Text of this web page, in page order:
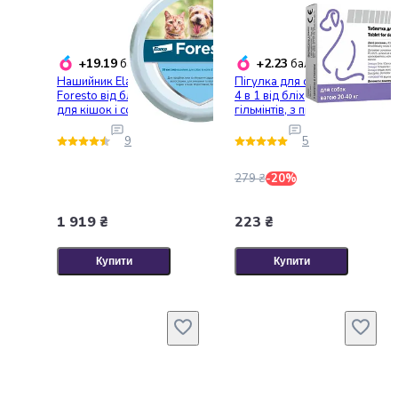
консерви
Овочева
консервація
М'ясні
консерви
Фруктова
консервація
Оливки
Консервовані
гриби
Варення
+19.19балобонусів
Нашийник Elanco (Bayer)
Foresto від бліх та кліщів
для кішок і собак малих
порід 38 см
9
1 919 ₴
Купити
+2.23 балобонусів
Пігулка для собак Unicum
4 в 1 від бліх, кліщів,
гільмінтів, з пробіотіком
5
279 ₴-20%
223 ₴
Купити